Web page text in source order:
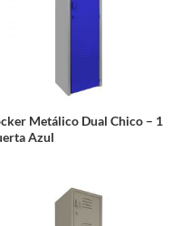
Metálico Dual Chico – 1
Azul